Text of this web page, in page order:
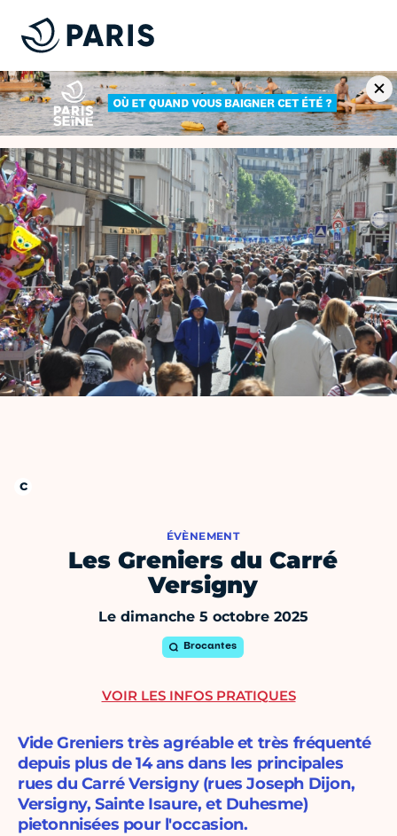
ÉVÈNEMENT
Les Greniers du Carré
Versigny
Le dimanche 5 octobre 2025
Brocantes
Vide Greniers très agréable et très fréquenté
depuis plus de 14 ans dans les principales
rues du Carré Versigny (rues Joseph Dijon,
Versigny, Sainte Isaure, et Duhesme)
pietonnisées pour l'occasion.
VOIR LES INFOS PRATIQUES